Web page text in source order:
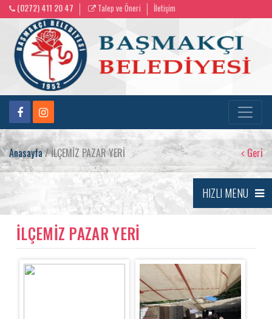
(0272) 411 20 47 Talep ve Öneri İletişim
Anasayfa/ İLÇEMİZ PAZAR YERİ Geri
HIZLI MENU
İLÇEMİZ PAZAR YERİ